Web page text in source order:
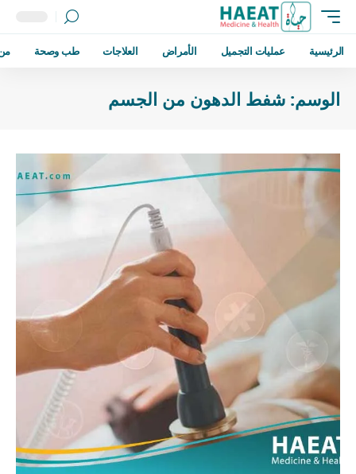
الرئيسية عمليات التجميل الأمراض العلاجات طب وصحة
الوسم: شفط الدهون من الجسم